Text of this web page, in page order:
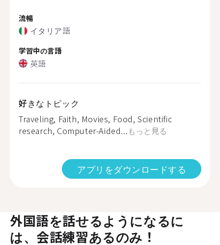
流暢
イタリア語
学習中の言語
英語
好きなトピック
Traveling, Faith, Movies, Food, Scientific
research, Computer-Aided...もっと見る
アプリをダウンロードする
外国語を話せるようになるに
は、会話練習あるのみ！